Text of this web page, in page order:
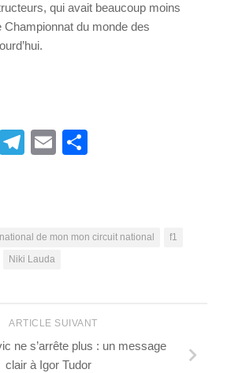
qui avait beaucoup moins
Championnat du monde des
X Telegram
Email
de mon mon circuit national
f1
Niki Lauda
ARTICLE SUIVANT
ne s’arrête plus : un message
clair à Igor Tudor